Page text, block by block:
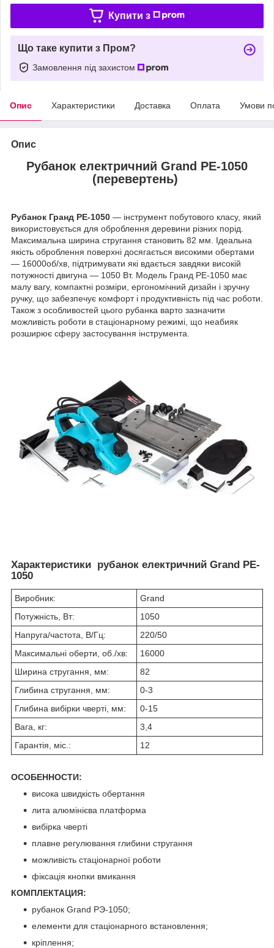
Купити з
Що таке купити з Пром?
Замовлення під захистом
Опис Характеристики Доставка Оплата Умови
Опис
Рубанок електричний Grand PE-1050
(перевертень)
Рубанок Гранд РЕ-1050 — інструмент побутового класу, який
використовується для оброблення деревини різних порід.
Максимальна ширина стругання становить 82 мм. Ідеальна
якість оброблення поверхні досягається високими обертами
— 16000об/хв, підтримувати які вдається завдяки високій
потужності двигуна — 1050 Вт. Модель Гранд РЕ-1050 має
малу вагу, компактні розміри, ергономічний дизайн і зручну
ручку, що забезпечує комфорт і продуктивність під час роботи.
Також з особливостей цього рубанка варто зазначити
можливість роботи в стаціонарному режимі, що неабияк
розширює сферу застосування інструмента.
Характеристики рубанок електричний Grand PE-
1050
Виробник:
Grand
Потужність, Вт:
1050
Напруга/частота, В/Гц:
220/50
Максимальні оберти, об./хв:
16000
Ширина стругання, мм:
82
Глибина стругання, мм:
0-3
Глибина вибірки чверті, мм:
0-15
Вага, кг:
3,4
Гарантія, міс.:
12
ОСОБЕННОСТИ:
висока швидкість обертання
лита алюмінієва платформа
вибірка чверті
плавне регулювання глибини стругання
можливість стаціонарної роботи
фіксація кнопки вмикання
КОМПЛЕКТАЦИЯ:
рубанок Grand РЭ-1050;
елементи для стаціонарного встановлення;
кріплення;